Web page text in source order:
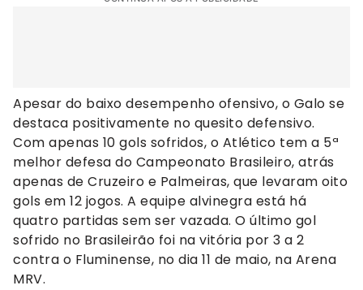
Apesar do baixo desempenho ofensivo, o Galo se
destaca positivamente no quesito defensivo.
Com apenas 10 gols sofridos, o Atlético tem a 5ª
melhor defesa do Campeonato Brasileiro, atrás
apenas de Cruzeiro e Palmeiras, que levaram oito
gols em 12 jogos. A equipe alvinegra está há
quatro partidas sem ser vazada. O último gol
sofrido no Brasileirão foi na vitória por 3 a 2
contra o Fluminense, no dia 11 de maio, na Arena
MRV.